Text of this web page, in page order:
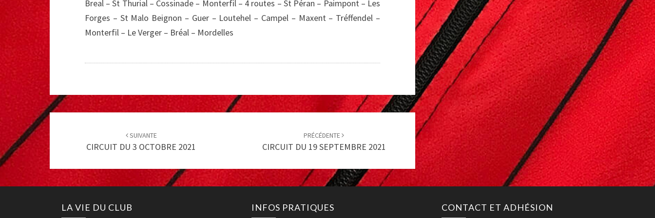
Breal – St Thurial – Cossinade – Monterfil – 4 routes – St Péran – Paimpont – Les
Forges – St Malo Beignon – Guer – Loutehel – Campel – Maxent – Tréffendel –
Monterfil – Le Verger – Bréal – Mordelles
Post
SUIVANTE
CIRCUIT DU 3 OCTOBRE 2021
PRÉCÉDENTE
CIRCUIT DU 19 SEPTEMBRE 2021
LA VIE DU CLUB INFOS PRATIQUES CONTACT ET ADHÉSION